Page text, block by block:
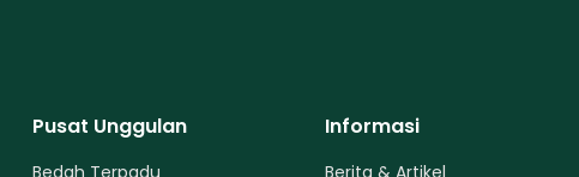
Pusat Unggulan
Bedah Terpadu
Informasi
Berita & Artikel